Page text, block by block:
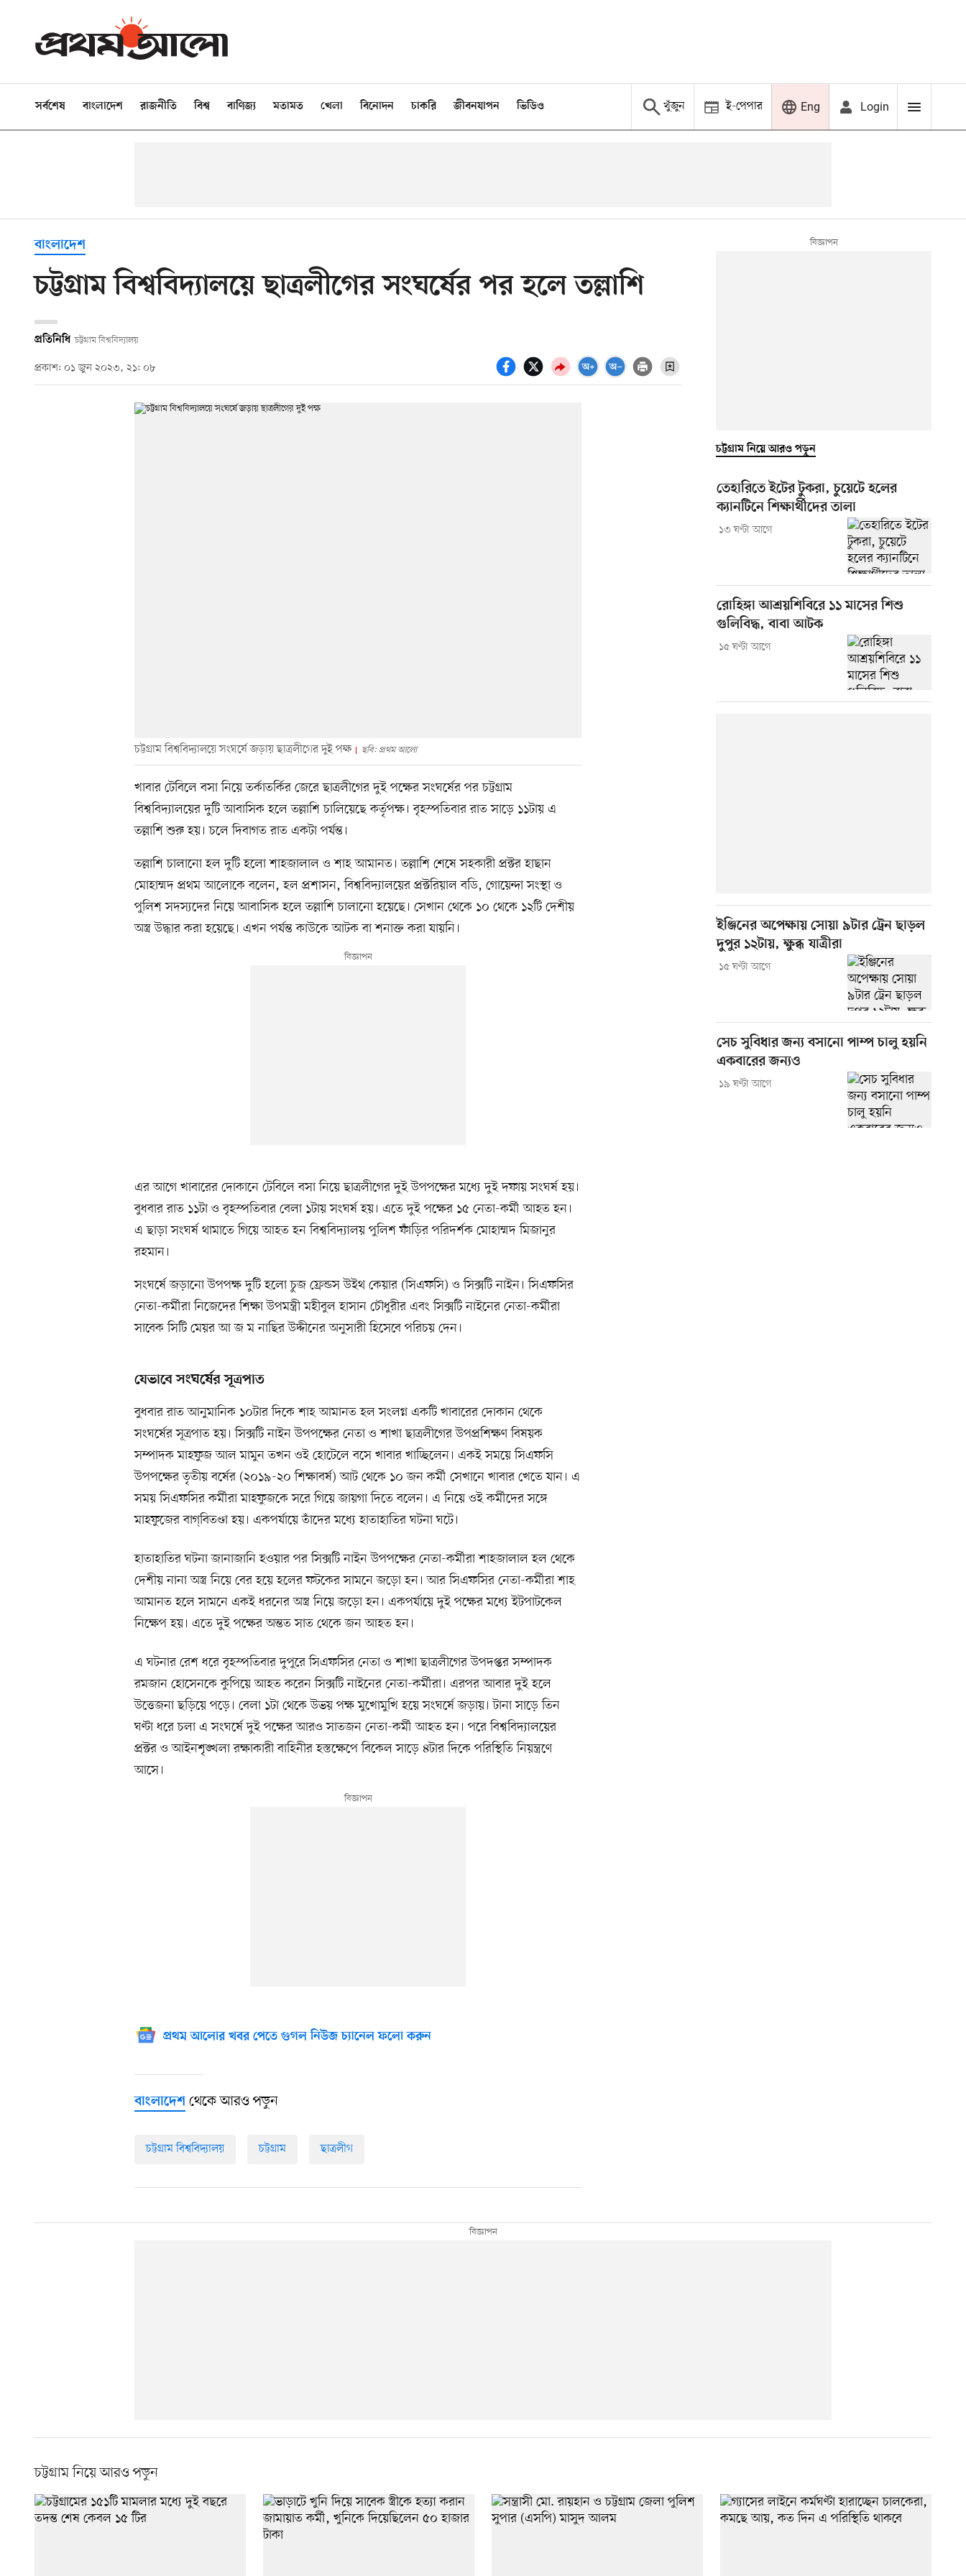
সর্বশেষ বাংলাদেশ রাজনীতি বিশ্ব বাণিজ্য মতামত খেলা বিনোদন চাকরি জীবনযাপন ভিডিও খুঁজুন ই-পেপার Eng Login
বাংলাদেশ
চট্টগ্রাম বিশ্ববিদ্যালয়ে ছাত্রলীগের সংঘর্ষের পর হলে তল্লাশি
প্রতিনিধি চট্টগ্রাম বিশ্ববিদ্যালয়
প্রকাশ: ০১ জুন ২০২৩, ২১: ০৮
চট্টগ্রাম বিশ্ববিদ্যালয়ে সংঘর্ষে জড়ায় ছাত্রলীগের দুই পক্ষ ছবি: প্রথম আলো
খাবার টেবিলে বসা নিয়ে তর্কাতর্কির জেরে ছাত্রলীগের দুই পক্ষের সংঘর্ষের পর চট্টগ্রাম
বিশ্ববিদ্যালয়ের দুটি আবাসিক হলে তল্লাশি চালিয়েছে কর্তৃপক্ষ। বৃহস্পতিবার রাত সাড়ে ১১টায় এ
তল্লাশি শুরু হয়। চলে দিবাগত রাত একটা পর্যন্ত।
তল্লাশি চালানো হল দুটি হলো শাহজালাল ও শাহ আমানত। তল্লাশি শেষে সহকারী প্রক্টর হাছান
মোহাম্মদ প্রথম আলোকে বলেন, হল প্রশাসন, বিশ্ববিদ্যালয়ের প্রক্টরিয়াল বডি, গোয়েন্দা সংস্থা ও
পুলিশ সদস্যদের নিয়ে আবাসিক হলে তল্লাশি চালানো হয়েছে। সেখান থেকে ১০ থেকে ১২টি দেশীয়
অস্ত্র উদ্ধার করা হয়েছে। এখন পর্যন্ত কাউকে আটক বা শনাক্ত করা যায়নি।
এর আগে খাবারের দোকানে টেবিলে বসা নিয়ে ছাত্রলীগের দুই উপপক্ষের মধ্যে দুই দফায় সংঘর্ষ হয়।
বুধবার রাত ১১টা ও বৃহস্পতিবার বেলা ১টায় সংঘর্ষ হয়। এতে দুই পক্ষের ১৫ নেতা-কর্মী আহত হন।
এ ছাড়া সংঘর্ষ থামাতে গিয়ে আহত হন বিশ্ববিদ্যালয় পুলিশ ফাঁড়ির পরিদর্শক মোহাম্মদ মিজানুর
রহমান।
সংঘর্ষে জড়ানো উপপক্ষ দুটি হলো চুজ ফ্রেন্ডস উইথ কেয়ার (সিএফসি) ও সিক্সটি নাইন। সিএফসির
নেতা-কর্মীরা নিজেদের শিক্ষা উপমন্ত্রী মহীবুল হাসান চৌধুরীর এবং সিক্সটি নাইনের নেতা-কর্মীরা
সাবেক সিটি মেয়র আ জ ম নাছির উদ্দীনের অনুসারী হিসেবে পরিচয় দেন।
যেভাবে সংঘর্ষের সূত্রপাত
বুধবার রাত আনুমানিক ১০টার দিকে শাহ আমানত হল সংলগ্ন একটি খাবারের দোকান থেকে
সংঘর্ষের সূত্রপাত হয়। সিক্সটি নাইন উপপক্ষের নেতা ও শাখা ছাত্রলীগের উপপ্রশিক্ষণ বিষয়ক
সম্পাদক মাহফুজ আল মামুন তখন ওই হোটেলে বসে খাবার খাচ্ছিলেন। একই সময়ে সিএফসি
উপপক্ষের তৃতীয় বর্ষের (২০১৯-২০ শিক্ষাবর্ষ) আট থেকে ১০ জন কর্মী সেখানে খাবার খেতে যান। এ
সময় সিএফসির কর্মীরা মাহফুজকে সরে গিয়ে জায়গা দিতে বলেন। এ নিয়ে ওই কর্মীদের সঙ্গে
মাহফুজের বাগ্‌বিতণ্ডা হয়। একপর্যায়ে তাঁদের মধ্যে হাতাহাতির ঘটনা ঘটে।
হাতাহাতির ঘটনা জানাজানি হওয়ার পর সিক্সটি নাইন উপপক্ষের নেতা-কর্মীরা শাহজালাল হল থেকে
দেশীয় নানা অস্ত্র নিয়ে বের হয়ে হলের ফটকের সামনে জড়ো হন। আর সিএফসির নেতা-কর্মীরা শাহ
আমানত হলে সামনে একই ধরনের অস্ত্র নিয়ে জড়ো হন। একপর্যায়ে দুই পক্ষের মধ্যে ইটপাটকেল
নিক্ষেপ হয়। এতে দুই পক্ষের অন্তত সাত থেকে জন আহত হন।
এ ঘটনার রেশ ধরে বৃহস্পতিবার দুপুরে সিএফসির নেতা ও শাখা ছাত্রলীগের উপদপ্তর সম্পাদক
রমজান হোসেনকে কুপিয়ে আহত করেন সিক্সটি নাইনের নেতা-কর্মীরা। এরপর আবার দুই হলে
উত্তেজনা ছড়িয়ে পড়ে। বেলা ১টা থেকে উভয় পক্ষ মুখোমুখি হয়ে সংঘর্ষে জড়ায়। টানা সাড়ে তিন
ঘণ্টা ধরে চলা এ সংঘর্ষে দুই পক্ষের আরও সাতজন নেতা-কর্মী আহত হন। পরে বিশ্ববিদ্যালয়ের
প্রক্টর ও আইনশৃঙ্খলা রক্ষাকারী বাহিনীর হস্তক্ষেপে বিকেল সাড়ে ৪টার দিকে পরিস্থিতি নিয়ন্ত্রণে
আসে।
প্রথম আলোর খবর পেতে গুগল নিউজ চ্যানেল ফলো করুন
বাংলাদেশ থেকে আরও পড়ুন
চট্টগ্রাম বিশ্ববিদ্যালয় চট্টগ্রাম ছাত্রলীগ
চট্টগ্রাম নিয়ে আরও পড়ুন
তেহারিতে ইটের টুকরা, চুয়েটে হলের
ক্যানটিনে শিক্ষার্থীদের তালা
১৩ ঘণ্টা আগে
রোহিঙ্গা আশ্রয়শিবিরে ১১ মাসের শিশু
গুলিবিদ্ধ, বাবা আটক
১৫ ঘণ্টা আগে
ইঞ্জিনের অপেক্ষায় সোয়া ৯টার ট্রেন ছাড়ল
দুপুর ১২টায়, ক্ষুব্ধ যাত্রীরা
১৫ ঘণ্টা আগে
সেচ সুবিধার জন্য বসানো পাম্প চালু হয়নি
একবারের জন্যও
১৯ ঘণ্টা আগে
চট্টগ্রাম নিয়ে আরও পড়ুন